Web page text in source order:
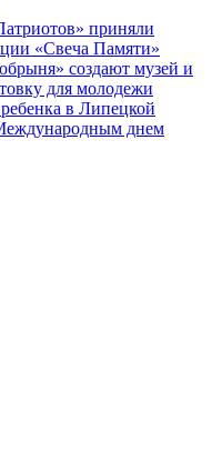
приняли
«Свеча Памяти»
создают музей и
для молодежи
в Липецкой
днем